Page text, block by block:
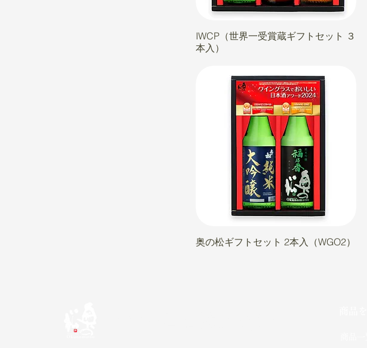
IWCP（世界一受賞蔵ギフトセット ３
本入）
奥の松ギフトセット 2本入（WGO2）